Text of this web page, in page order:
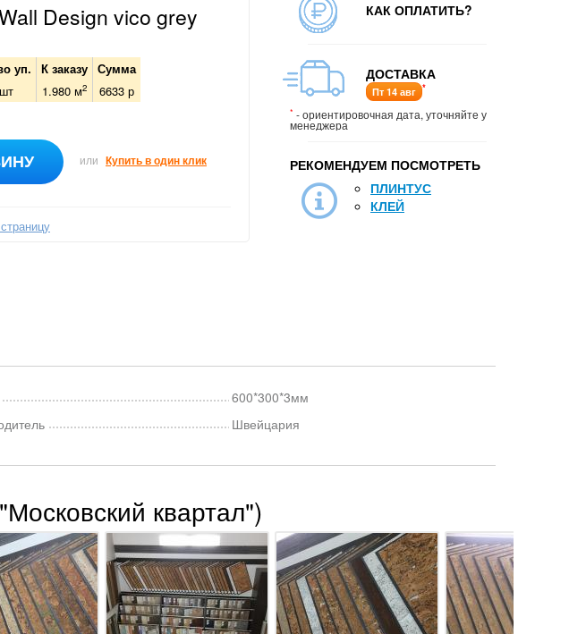
Design vico grey
уп. К заказу Сумма
шт 1.980 м2 6633 р
или Купить в один клик
КАК ОПЛАТИТЬ?
ДОСТАВКА
Пт 14 авг *
* - ориентировочная дата, уточняйте у
менеджера
РЕКОМЕНДУЕМ ПОСМОТРЕТЬ
ПЛИНТУС
КЛЕЙ
600*300*3мм
Швейцария
квартал")